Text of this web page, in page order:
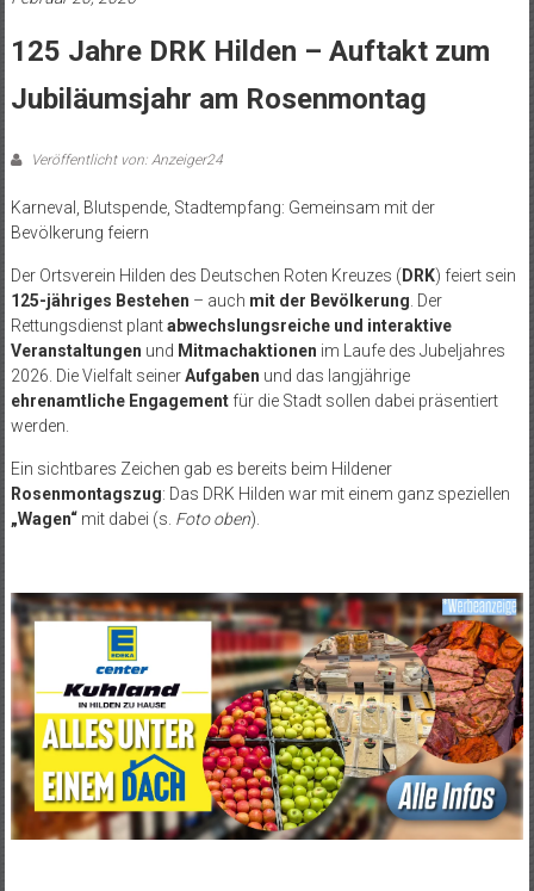
125 Jahre DRK Hilden – Auftakt zum
Jubiläumsjahr am Rosenmontag
Veröffentlicht von: Anzeiger24
Karneval, Blutspende, Stadtempfang: Gemeinsam mit der
Bevölkerung feiern
Der Ortsverein Hilden des Deutschen Roten Kreuzes (DRK) feiert sein
125-jähriges Bestehen – auch mit der Bevölkerung . Der
Rettungsdienst plantabwechslungsreiche und interaktive
Veranstaltungen und Mitmachaktionen im Laufe des Jubeljahres
2026. Die Vielfalt seinerAufgaben und das langjährige
ehrenamtliche Engagementfür die Stadt sollen dabei präsentiert
werden.
Ein sichtbares Zeichen gab es bereits beim Hildener
Rosenmontagszug: Das DRK Hilden war mit einem ganz speziellen
„Wagen“mit dabei (s. Foto oben).